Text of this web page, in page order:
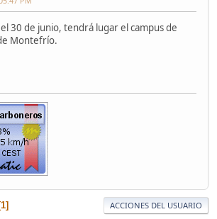
30 de junio, tendrá lugar el campus de
Montefrío.
1 ACCIONES DEL USUARIO